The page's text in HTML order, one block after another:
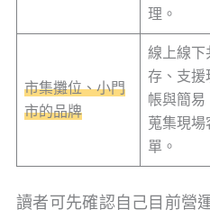
理。
市集攤位、小門
市的品牌
線上線下
存、支援
帳與簡易
蒐集現場
單。
讀者可先確認自己目前營